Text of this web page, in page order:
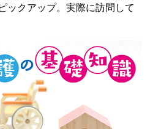
ックアップ。実際に訪問して